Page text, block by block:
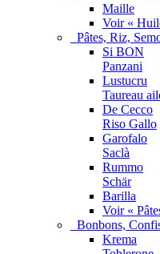
Maille
Voir «
Pâtes, Riz,
Si BON
Panzani
Lustucru
Taureau
De Cecco
Riso Gallo
Garofalo
Saclà
Rummo
Schär
Barilla
Voir «
Bonbons,
Krema